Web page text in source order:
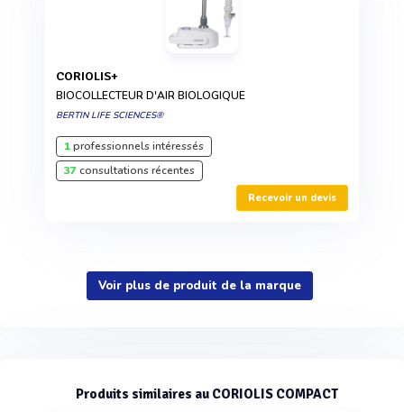
CORIOLIS+
BIOCOLLECTEUR D'AIR BIOLOGIQUE
BERTIN LIFE SCIENCES®
1professionnels intéressés
37consultations récentes
Recevoir un devis
Voir plus de produit de la marque
Produits similaires au CORIOLIS COMPACT